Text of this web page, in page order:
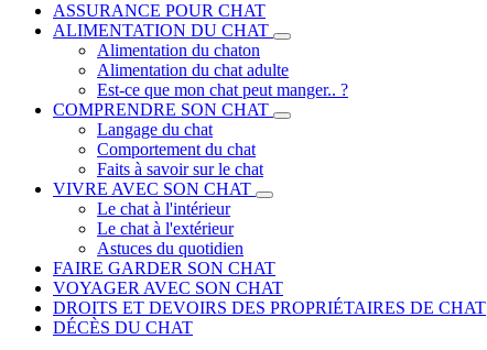
ASSURANCE POUR CHAT
ALIMENTATION DU CHAT
Alimentation du chaton
Alimentation du chat adulte
Est-ce que mon chat peut manger.. ?
COMPRENDRE SON CHAT
Langage du chat
Comportement du chat
Faits à savoir sur le chat
VIVRE AVEC SON CHAT
Le chat à l'intérieur
Le chat à l'extérieur
Astuces du quotidien
FAIRE GARDER SON CHAT
VOYAGER AVEC SON CHAT
DROITS ET DEVOIRS DES PROPRIÉTAIRES DE CHAT
DÉCÈS DU CHAT